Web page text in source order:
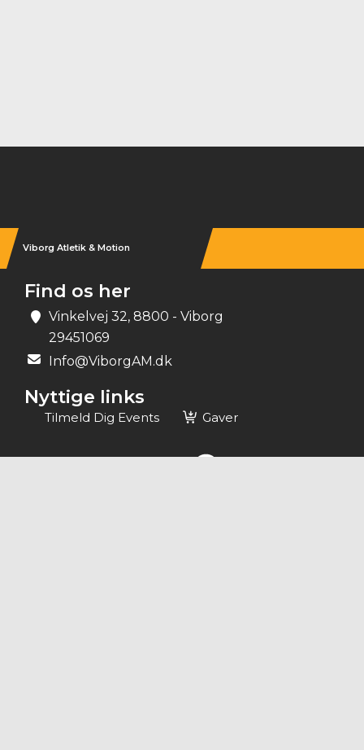
Viborg Atletik & Motion
Find os her
Vinkelvej 32, 8800 - Viborg
29451069
Info@ViborgAM.dk
Nyttige links
Tilmeld Dig Events Gaver